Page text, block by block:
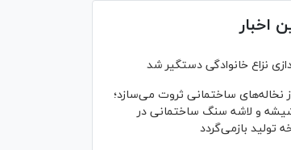
اخبار
نزاع خانوادگی دستگیر شد
نخاله‌های ساختمانی ثروت می‌سازد؛
۱۲۰ تن شیشه و لاشه سنگ ساختمانی در
تولید بازمی‌گردد